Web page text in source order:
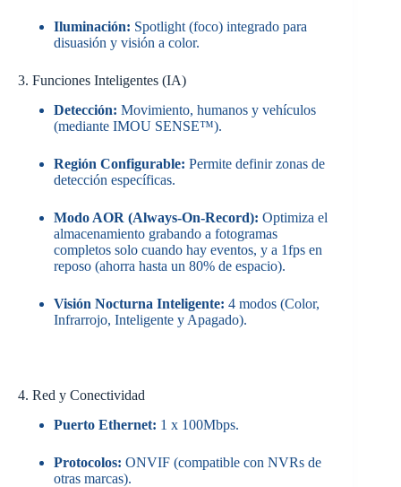
Iluminación: Spotlight (foco) integrado para
disuasión y visión a color.
3. Funciones Inteligentes (IA)
Detección: Movimiento, humanos y vehículos
(mediante IMOU SENSE™).
Región Configurable: Permite definir zonas de
detección específicas.
Modo AOR (Always-On-Record): Optimiza el
almacenamiento grabando a fotogramas
completos solo cuando hay eventos, y a 1fps en
reposo (ahorra hasta un 80% de espacio).
Visión Nocturna Inteligente: 4 modos (Color,
Infrarrojo, Inteligente y Apagado).
4. Red y Conectividad
Puerto Ethernet: 1 x 100Mbps.
Protocolos: ONVIF (compatible con NVRs de
otras marcas).